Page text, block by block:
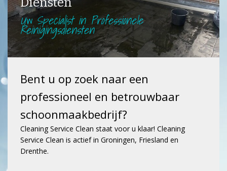
Uw Specialist in Professionele
Reinigingsdiensten
Bent u op zoek naar een
professioneel en betrouwbaar
schoonmaakbedrijf?
Cleaning Service Clean staat voor u klaar! Cleaning
Service Clean is actief in Groningen, Friesland en
Drenthe.